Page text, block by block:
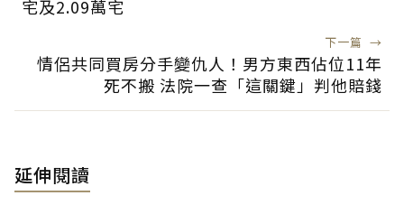
宅及2.09萬宅
下一篇 →
情侶共同買房分手變仇人！男方東西佔位11年
死不搬 法院一查「這關鍵」判他賠錢
延伸閱讀